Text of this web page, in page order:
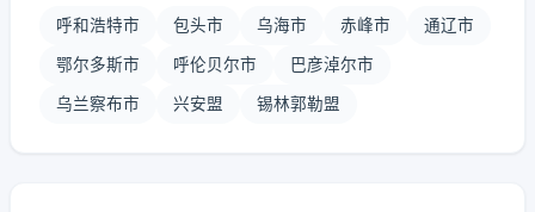
呼和浩特市 包头市 乌海市 赤峰市 通辽市
鄂尔多斯市 呼伦贝尔市 巴彦淖尔市
乌兰察布市 兴安盟 锡林郭勒盟